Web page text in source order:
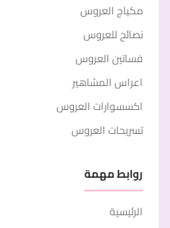
مكياج العروس
نصائح للعروس
فساتين العروس
اعراس المشاهير
اكسسوارات العروس
تسريحات العروس
روابط مهمة
الرئيسية